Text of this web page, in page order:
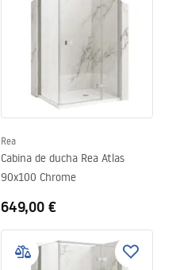
Rea
Cabina de ducha Rea Atlas
90x100 Chrome
649,00 €